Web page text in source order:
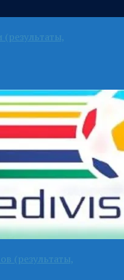
(результаты,